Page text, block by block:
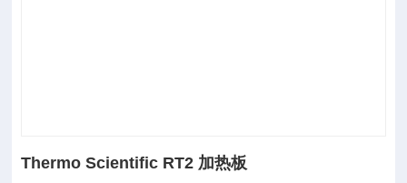
Thermo Scientific RT2 加热板